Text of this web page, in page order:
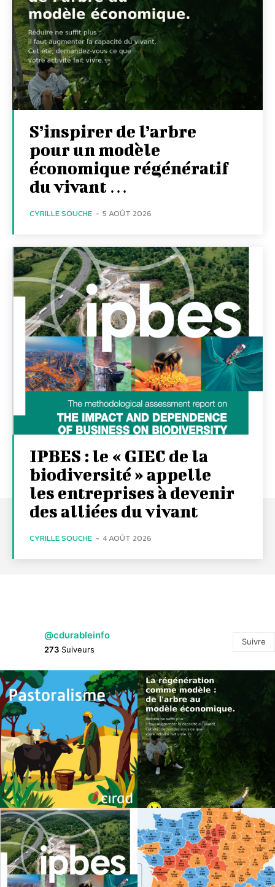
S’inspirer de l’arbre
pour un modèle
économique régénératif
du vivant …
CYRILLE SOUCHE - 5 AOÛT 2026
IPBES : le « GIEC de la
biodiversité » appelle
les entreprises à devenir
des alliées du vivant
CYRILLE SOUCHE - 4 AOÛT 2026
@cdurableinfo
273 Suiveurs
Suivre